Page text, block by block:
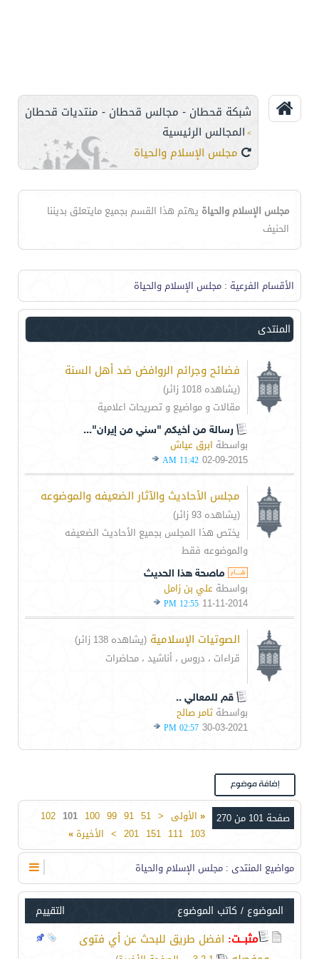
شبكة قحطان - مجالس قحطان - منتديات قحطان
> المجالس الرئيسية
مجلس الإسلام والحياة
مجلس الإسلام والحياة يهتم هذا القسم بجميع مايتعلق بديننا
الحنيف
الأقسام الفرعية : مجلس الإسلام والحياة
المنتدى
فضائح وجرائم الروافض ضد أهل السنة
(يشاهده 1018 زائر)
مقالات و مواضيع و تصريحات اعلامية
رسالة من أخيكم "سني من إيران"...
بواسطة ابرق عياش
02-09-2015
11:42 AM
مجلس الأحاديث والآثار الضعيفه والموضوعه
(يشاهده 93 زائر)
يختص هذا المجلس بجميع الأحاديث الضعيفه
والموضوعه فقط
ماصحة هذا الحديث
بواسطة علي بن زامل
11-11-2014
12:55 PM
الصوتيات الإسلامية (يشاهده 138 زائر)
قراءات ، دروس ، أناشيد ، محاضرات
قم للمعالي ..
بواسطة ثامر صالح
30-03-2021
02:57 PM
صفحة 101 من 270 « الأولى <
51
91
99
100
101
102
103
111
151
201
> الأخيرة»
مواضيع المنتدى : مجلس الإسلام والحياة
التقييم الموضوع / كاتب الموضوع
مثبــت: افضل طريق للبحث عن أي فتوى